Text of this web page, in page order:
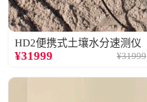
HD2便携式土壤水分速测仪
¥31999 ¥31999